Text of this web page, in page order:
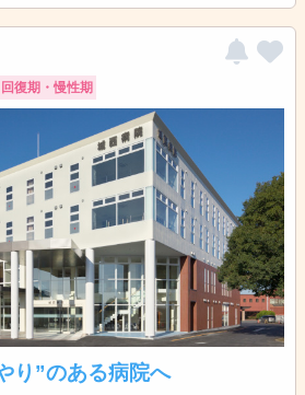
復期・慢性期
り”のある病院へ